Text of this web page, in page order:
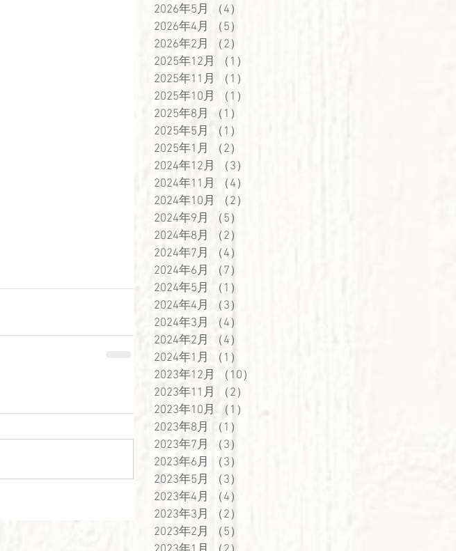
2026年5月
（4）
2026年4月
（5）
2026年2月
（2）
2025年12月
（1）
2025年11月
（1）
2025年10月
（1）
2025年8月
（1）
2025年5月
（1）
2025年1月
（2）
2024年12月
（3）
2024年11月
（4）
2024年10月
（2）
2024年9月
（5）
2024年8月
（2）
2024年7月
（4）
2024年6月
（7）
2024年5月
（1）
2024年4月
（3）
2024年3月
（4）
2024年2月
（4）
2024年1月
（1）
2023年12月
（10）
2023年11月
（2）
2023年10月
（1）
2023年8月
（1）
2023年7月
（3）
2023年6月
（3）
2023年5月
（3）
2023年4月
（4）
2023年3月
（2）
2023年2月
（5）